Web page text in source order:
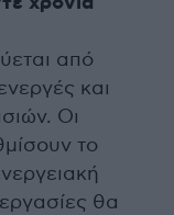
από
και
Οι
το
θα